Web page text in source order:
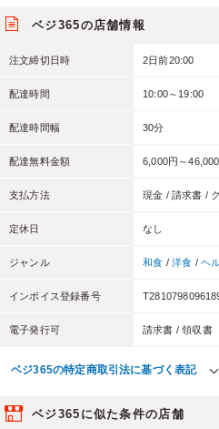
ベジ365の店舗情報
注文締切日時 2日前20:00
配達時間 10:00～19:00
配達時間幅 30分
配達無料金額 6,000円～
支払方法 現金 / 請求書 /
定休日 なし
ジャンル 和食 / 洋食 / ヘ
インボイス登録番号
電子発行可 請求書 / 領収書
ベジ365の特定商取引法に基づく表記
ベジ365に似た条件の店舗